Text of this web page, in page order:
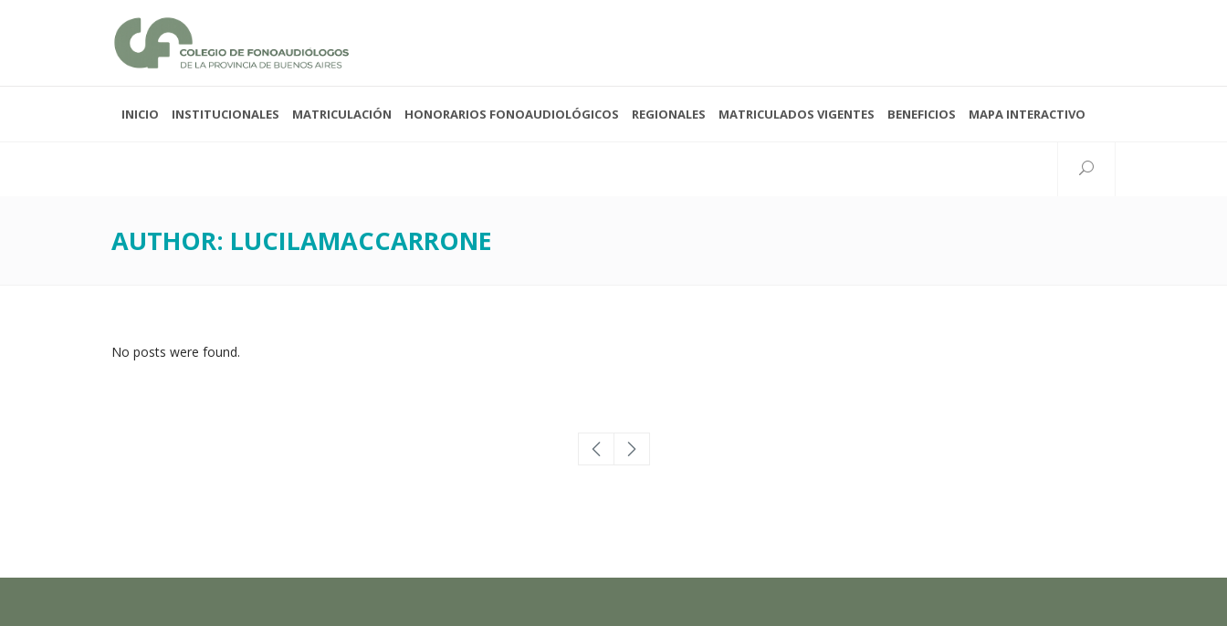
Lunes a viernes 08:00 - 13:00
(0221) 422-4088
Av. 38 N°997 esq. 15
Seguinos
INICIO INSTITUCIONALES MATRICULACIÓN HONORARIOS FONOAUDIOLÓGICOS REGIONALES MATRICULADOS VIGENTES BENEFICIOS MAPA INTERACTIVO
AUTHOR: LUCILAMACCARRONE
No posts were found.